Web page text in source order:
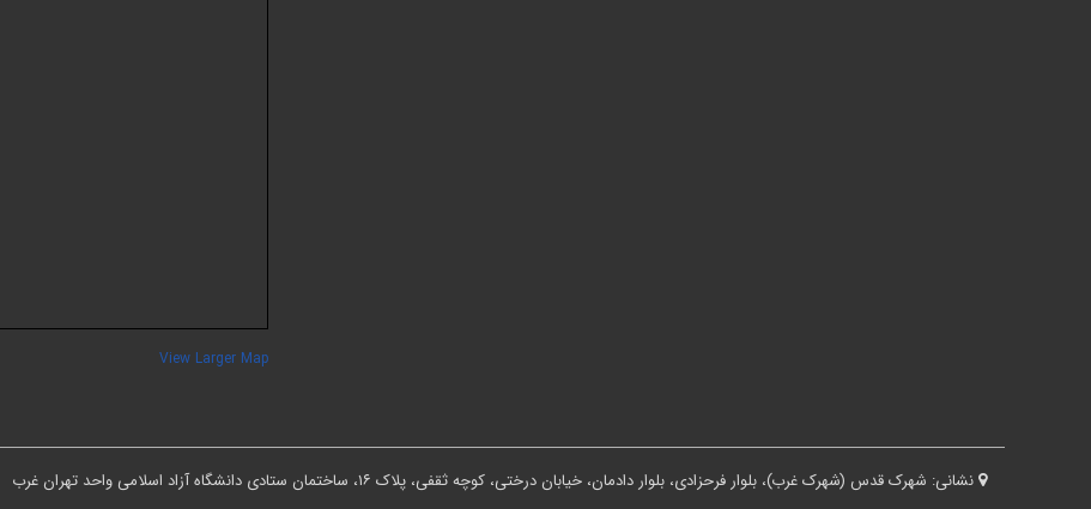
View Larger Map
نشانی: شهرک قدس (شهرک غرب)، بلوار فرحزادی، بلوار دادمان، خیابان درختی، کوچه ثقفی، پلاک ۱۶، ساختمان ستادی دانشگاه آزاد اسلامی واحد تهران غرب